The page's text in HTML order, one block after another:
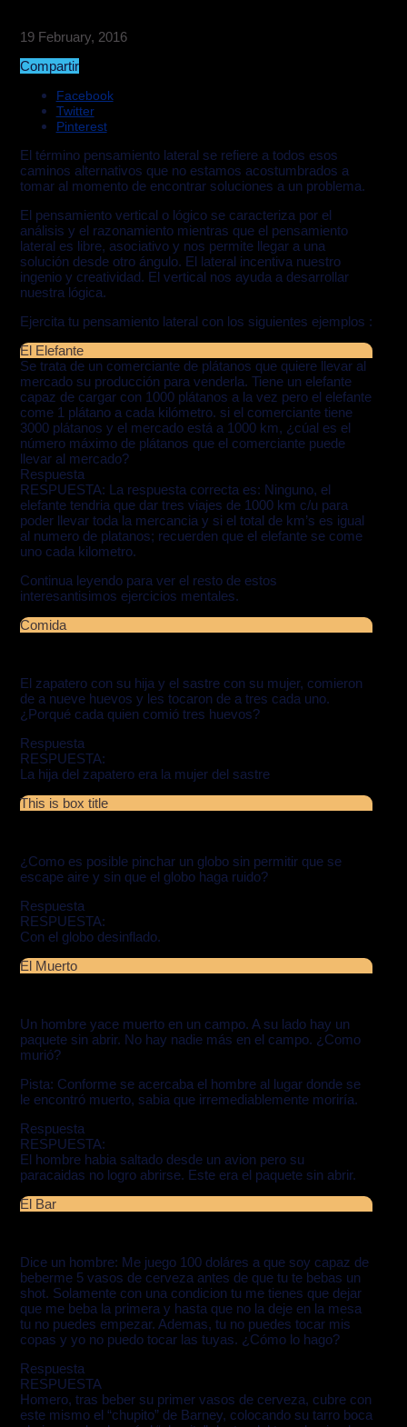
19 February, 2016
Compartir
Facebook
Twitter
Pinterest
El término pensamiento lateral se refiere a todos esos
caminos alternativos que no estamos acostumbrados a
tomar al momento de encontrar soluciones a un problema.
El pensamiento vertical o lógico se caracteriza por el
análisis y el razonamiento mientras que el pensamiento
lateral es libre, asociativo y nos permite llegar a una
solución desde otro ángulo. El lateral incentiva nuestro
ingenio y creatividad. El vertical nos ayuda a desarrollar
nuestra lógica.
Ejercita tu pensamiento lateral con los siguientes ejemplos :
El Elefante
Se trata de un comerciante de plátanos que quiere llevar al
mercado su producción para venderla. Tiene un elefante
capaz de cargar con 1000 plátanos a la vez pero el elefante
come 1 plátano a cada kilómetro. si el comerciante tiene
3000 plátanos y el mercado está a 1000 km, ¿cúal es el
número máximo de plátanos que el comerciante puede
llevar al mercado?
Respuesta
RESPUESTA: La respuesta correcta es: Ninguno, el
elefante tendria que dar tres viajes de 1000 km c/u para
poder llevar toda la mercancia y si el total de km’s es igual
al numero de platanos; recuerden que el elefante se come
uno cada kilometro.
Continua leyendo para ver el resto de estos
interesantisimos ejercicios mentales.
Comida
El zapatero con su hija y el sastre con su mujer, comieron
de a nueve huevos y les tocaron de a tres cada uno.
¿Porqué cada quien comió tres huevos?
Respuesta
RESPUESTA:
La hija del zapatero era la mujer del sastre
This is box title
¿Como es posible pinchar un globo sin permitir que se
escape aire y sin que el globo haga ruido?
Respuesta
RESPUESTA:
Con el globo desinflado.
El Muerto
Un hombre yace muerto en un campo. A su lado hay un
paquete sin abrir. No hay nadie más en el campo. ¿Como
murió?
Pista: Conforme se acercaba el hombre al lugar donde se
le encontró muerto, sabia que irremediablemente moriría.
Respuesta
RESPUESTA:
El hombre habia saltado desde un avion pero su
paracaidas no logro abrirse. Este era el paquete sin abrir.
El Bar
Dice un hombre: Me juego 100 doláres a que soy capaz de
beberme 5 vasos de cerveza antes de que tu te bebas un
shot. Solamente con una condicion tu me tienes que dejar
que me beba la primera y hasta que no la deje en la mesa
tu no puedes empezar. Ademas, tu no puedes tocar mis
copas y yo no puedo tocar las tuyas. ¿Cómo lo hago?
Respuesta
RESPUESTA
Homero, tras beber su primer vasos de cerveza, cubre con
este mismo el “chupito” de Barney, colocando su tarro boca